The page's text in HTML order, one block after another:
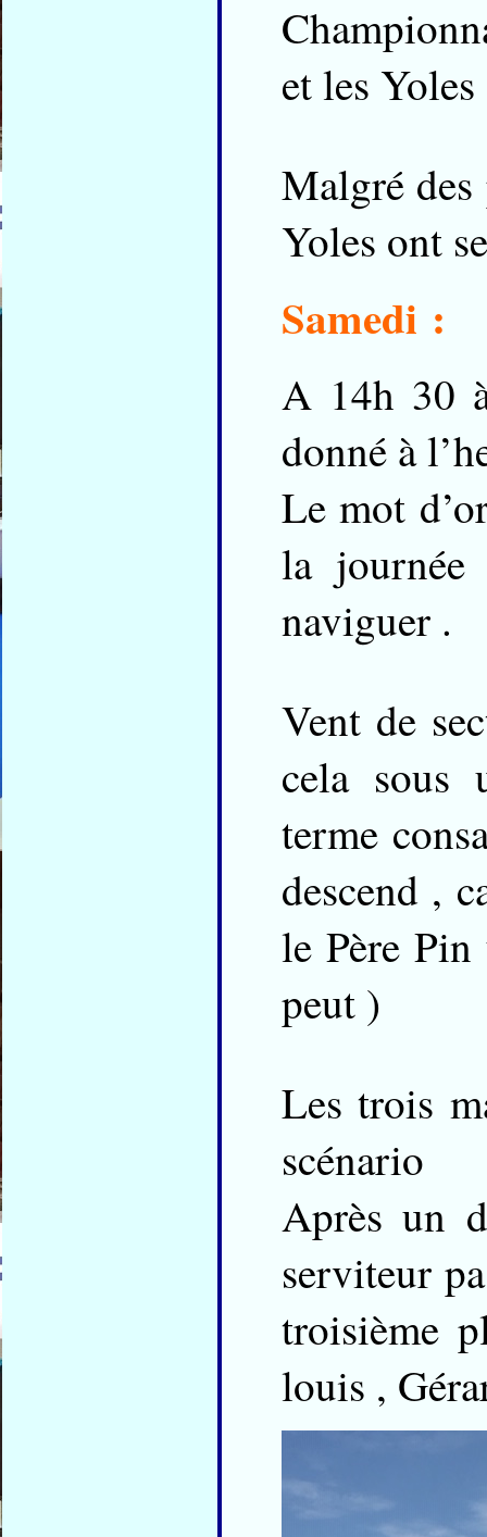
et les
Malgré des
Yoles ont
Samedi :
A 14h 30
donné à
Le mot
la journée
naviguer .
Vent de
cela sous
terme
descend ,
le Père
peut )
Les trois
scénario
Après un
serviteur
troisième
louis ,